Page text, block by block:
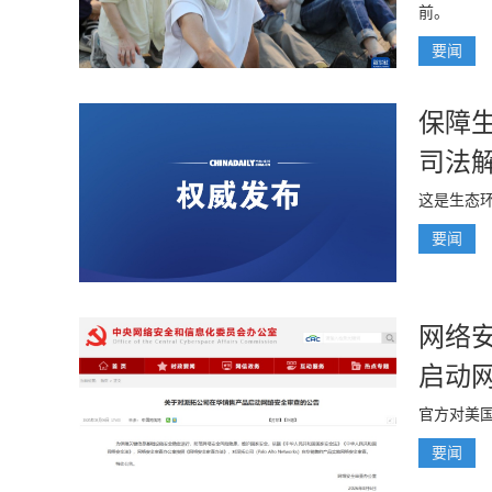
前。
要闻
保障
司法
这是生态
要闻
网络
启动
官方对美
要闻